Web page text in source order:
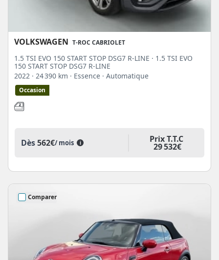
VOLKSWAGEN T-ROC CABRIOLET
1.5 TSI EVO 150 START STOP DSG7 R-LINE · 1.5 TSI EVO
150 START STOP DSG7 R-LINE
2022 · 24 390 km · Essence · Automatique
Occasion
Dès562€/ mois i Prix T.T.C
29 532€
Comparer